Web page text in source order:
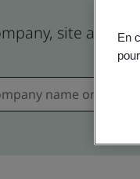
site andEn